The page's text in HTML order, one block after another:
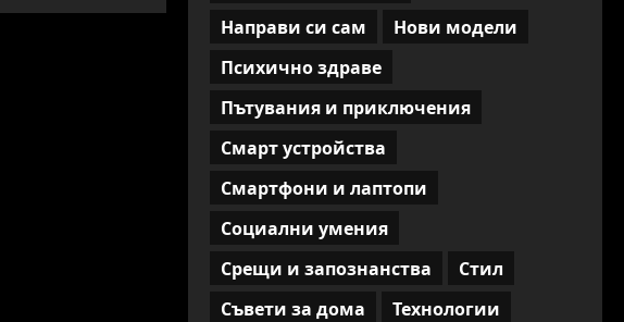
Направи си сам
Нови модели
Психично здраве
Пътувания и приключения
Смарт устройства
Смартфони и лаптопи
Социални умения
Срещи и запознанства
Стил
Съвети за дома
Технологии